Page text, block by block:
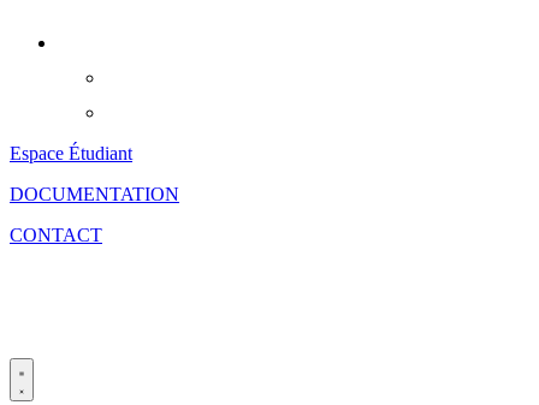
Espace Étudiant
DOCUMENTATION
CONTACT